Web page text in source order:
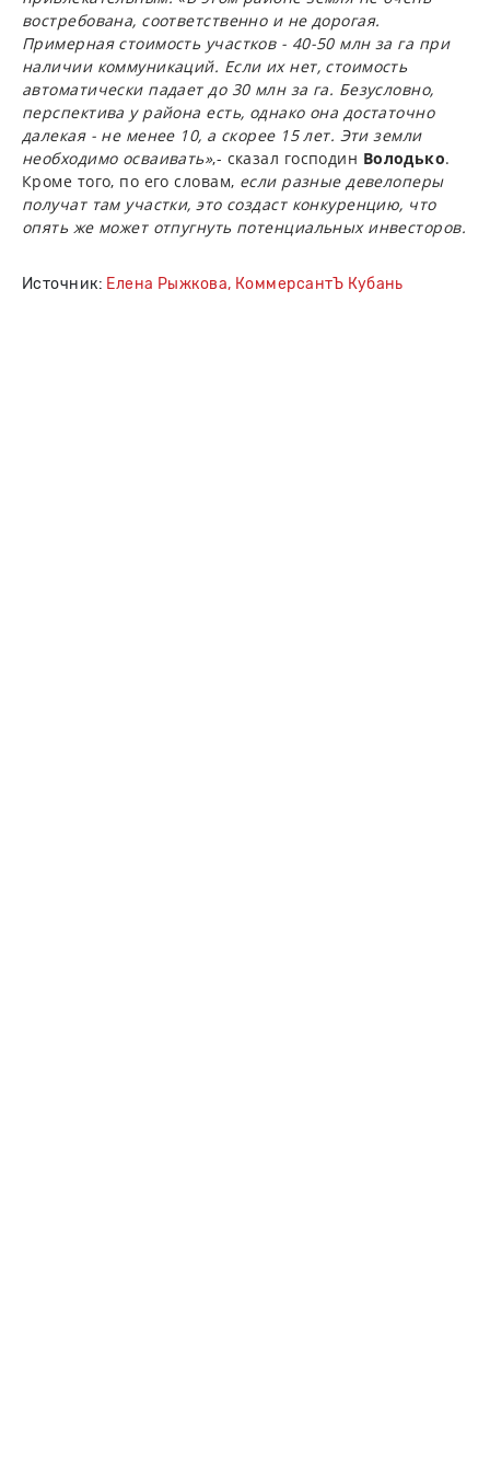
востребована, соответственно и не дорогая.
Примерная стоимость участков - 40-50 млн за га при
наличии коммуникаций. Если их нет, стоимость
автоматически падает до 30 млн за га. Безусловно,
перспектива у района есть, однако она достаточно
далекая - не менее 10, а скорее 15 лет. Эти земли
необходимо осваивать»,- сказал господин Володько.
Кроме того, по его словам, если разные девелоперы
получат там участки, это создаст конкуренцию, что
опять же может отпугнуть потенциальных инвесторов.
Источник: Елена Рыжкова, КоммерсантЪ Кубань